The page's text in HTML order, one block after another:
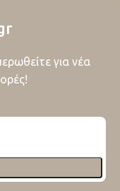
για νέα